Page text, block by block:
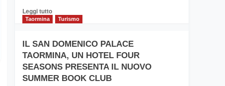
operato
da
Leggi tuttoLeggi
PIEDIMONTE
ETNEO
–
Meta
Taormina Turismo
IL SAN DOMENICO PALACE
TAORMINA, UN HOTEL FOUR
SEASONS PRESENTA IL NUOVO
SUMMER BOOK CLUB